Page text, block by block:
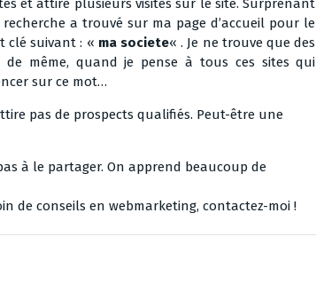
et attire plusieurs visites sur le site. Surprenant
a trouvé sur ma page d’accueil pour le
clé suivant : « ma societe« . Je ne trouve que des
même, quand je pense à tous ces sites qui
sur ce mot…
pas de prospects qualifiés. Peut-être une
à le partager. On apprend beaucoup de
de conseils en webmarketing, contactez-moi !